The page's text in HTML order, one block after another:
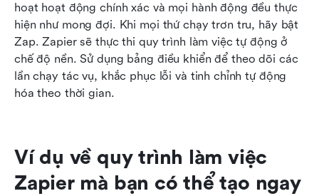
hoạt hoạt động chính xác và mọi hành động đều thực
hiện như mong đợi. Khi mọi thứ chạy trơn tru, hãy bật
Zap. Zapier sẽ thực thi quy trình làm việc tự động ở
chế độ nền. Sử dụng bảng điều khiển để theo dõi các
lần chạy tác vụ, khắc phục lỗi và tinh chỉnh tự động
hóa theo thời gian.
Ví dụ về quy trình làm việc
Zapier mà bạn có thể tạo ngay